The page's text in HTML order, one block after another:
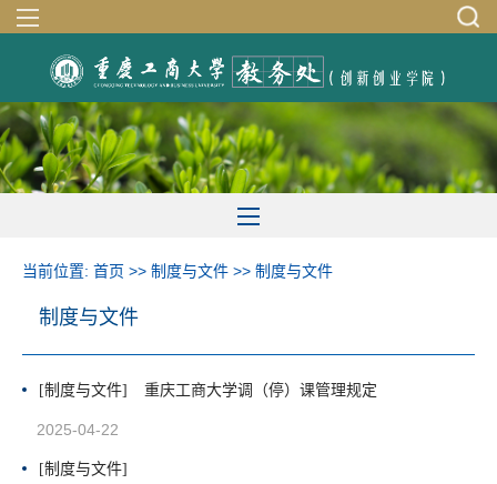
当前位置: 首页 >> 制度与文件 >> 制度与文件
制度与文件
[制度与文件] 重庆工商大学调（停）课管理规定
2025-04-22
[制度与文件]